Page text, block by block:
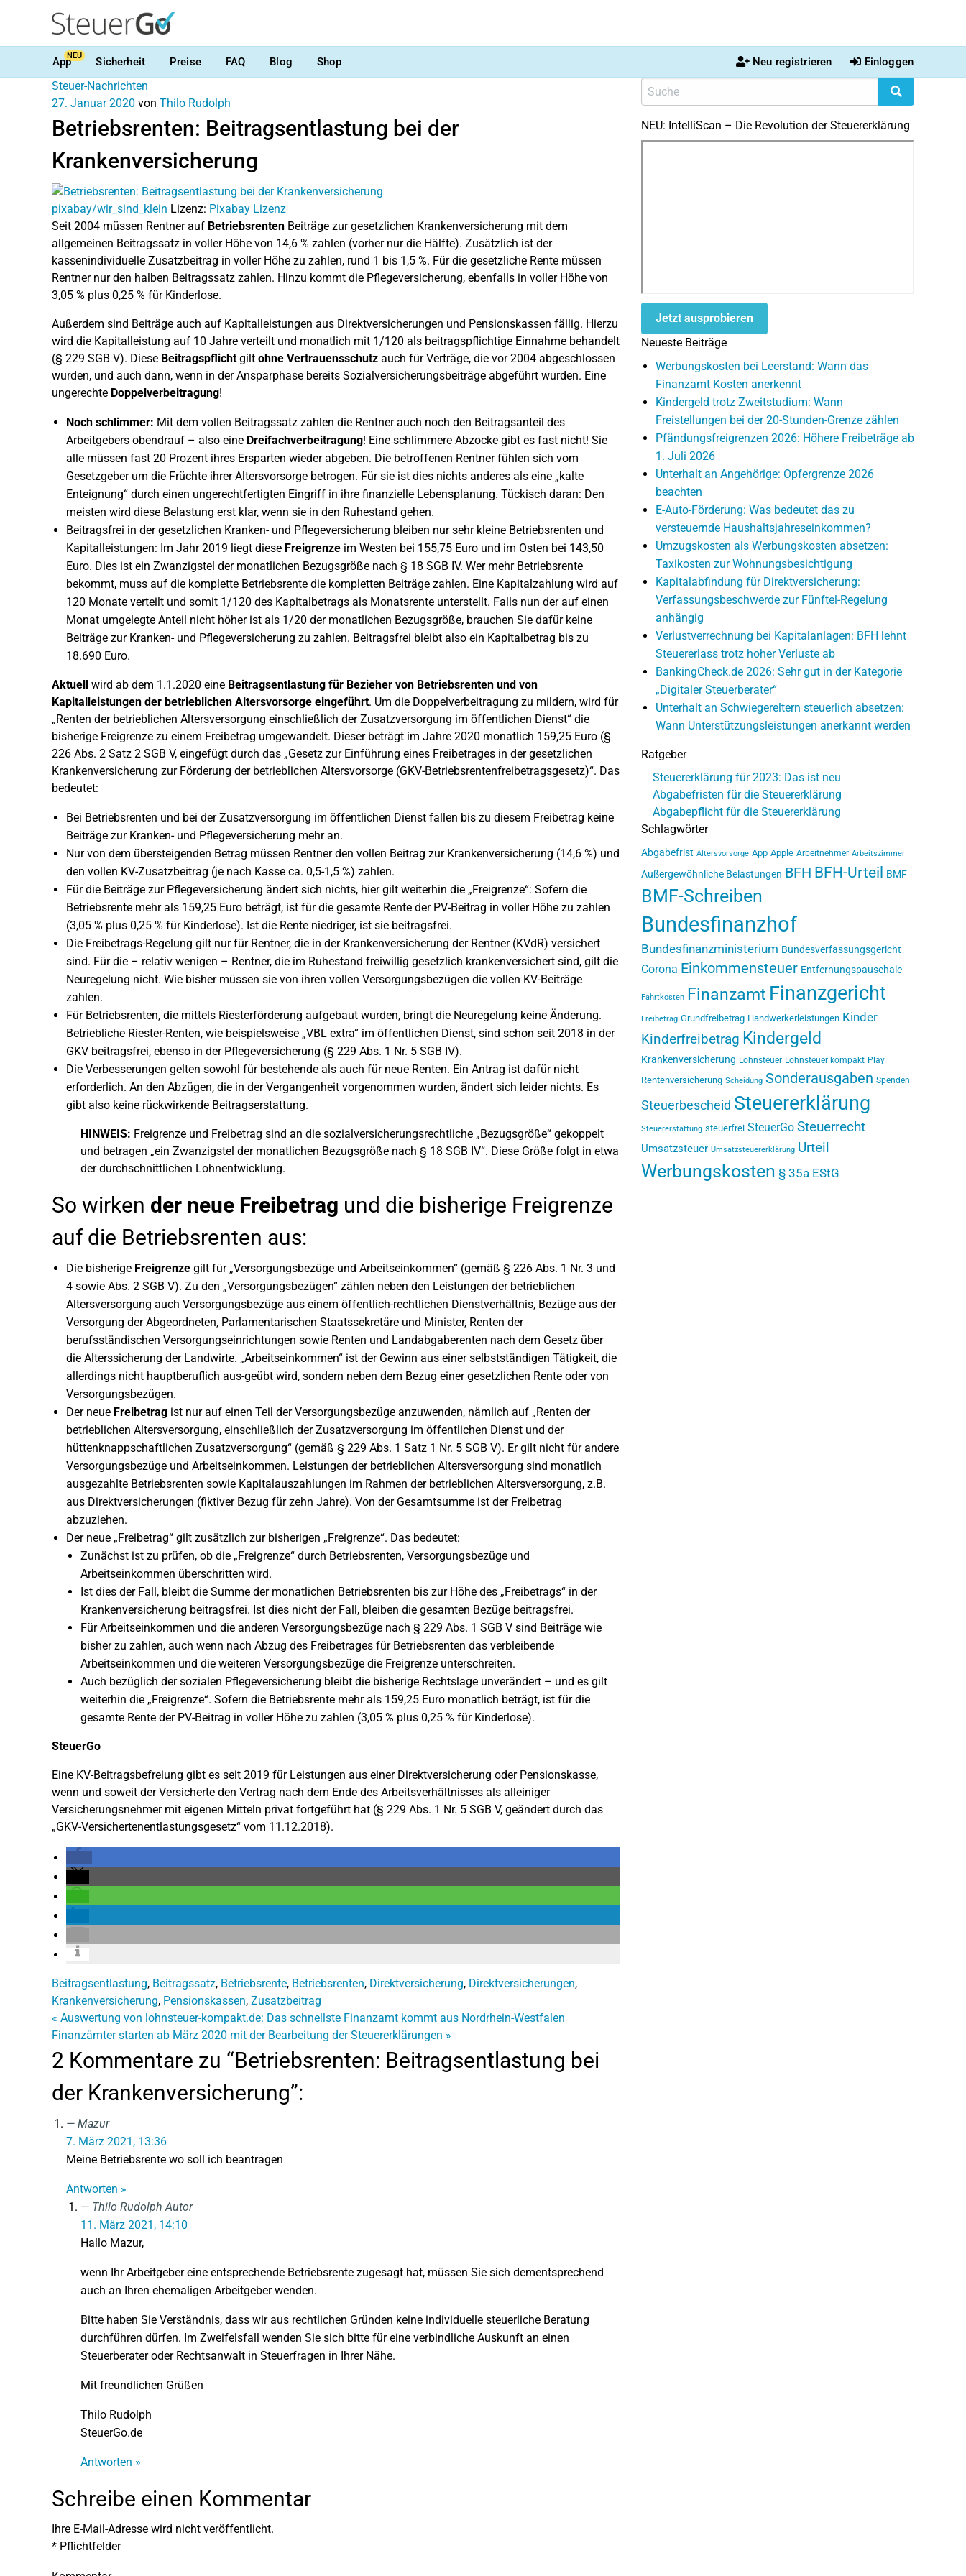
AppNEU Sicherheit Preise FAQ Blog Shop Neu registrieren Einloggen
Steuer-Nachrichten
27. Januar 2020 von Thilo Rudolph
Betriebsrenten: Beitragsentlastung bei der
Krankenversicherung
pixabay/wir_sind_klein Lizenz: Pixabay Lizenz
Seit 2004 müssen Rentner auf Betriebsrenten Beiträge zur gesetzlichen Krankenversicherung mit dem
allgemeinen Beitragssatz in voller Höhe von 14,6 % zahlen (vorher nur die Hälfte). Zusätzlich ist der
kassenindividuelle Zusatzbeitrag in voller Höhe zu zahlen, rund 1 bis 1,5 %. Für die gesetzliche Rente müssen
Rentner nur den halben Beitragssatz zahlen. Hinzu kommt die Pflegeversicherung, ebenfalls in voller Höhe von
3,05 % plus 0,25 % für Kinderlose.
Außerdem sind Beiträge auch auf Kapitalleistungen aus Direktversicherungen und Pensionskassen fällig. Hierzu
wird die Kapitalleistung auf 10 Jahre verteilt und monatlich mit 1/120 als beitragspflichtige Einnahme behandelt
(§ 229 SGB V). Diese Beitragspflichtgilt ohne Vertrauensschutz auch für Verträge, die vor 2004 abgeschlossen
wurden, und auch dann, wenn in der Ansparphase bereits Sozialversicherungsbeiträge abgeführt wurden. Eine
ungerechte Doppelverbeitragung!
Noch schlimmer: Mit dem vollen Beitragssatz zahlen die Rentner auch noch den Beitragsanteil des
Arbeitgebers obendrauf – also eine Dreifachverbeitragung! Eine schlimmere Abzocke gibt es fast nicht! Sie
alle müssen fast 20 Prozent ihres Ersparten wieder abgeben. Die betroffenen Rentner fühlen sich vom
Gesetzgeber um die Früchte ihrer Altersvorsorge betrogen. Für sie ist dies nichts anderes als eine „kalte
Enteignung“ durch einen ungerechtfertigten Eingriff in ihre finanzielle Lebensplanung. Tückisch daran: Den
meisten wird diese Belastung erst klar, wenn sie in den Ruhestand gehen.
Beitragsfrei in der gesetzlichen Kranken- und Pflegeversicherung bleiben nur sehr kleine Betriebsrenten und
Kapitalleistungen: Im Jahr 2019 liegt diese Freigrenze im Westen bei 155,75 Euro und im Osten bei 143,50
Euro. Dies ist ein Zwanzigstel der monatlichen Bezugsgröße nach § 18 SGB IV. Wer mehr Betriebsrente
bekommt, muss auf die komplette Betriebsrente die kompletten Beiträge zahlen. Eine Kapitalzahlung wird auf
120 Monate verteilt und somit 1/120 des Kapitalbetrags als Monatsrente unterstellt. Falls nun der auf einen
Monat umgelegte Anteil nicht höher ist als 1/20 der monatlichen Bezugsgröße, brauchen Sie dafür keine
Beiträge zur Kranken- und Pflegeversicherung zu zahlen. Beitragsfrei bleibt also ein Kapitalbetrag bis zu
18.690 Euro.
Aktuell wird ab dem 1.1.2020 eine Beitragsentlastung für Bezieher von Betriebsrenten und von
Kapitalleistungen der betrieblichen Altersvorsorge eingeführt. Um die Doppelverbeitragung zu mildern, wird für
„Renten der betrieblichen Altersversorgung einschließlich der Zusatzversorgung im öffentlichen Dienst“ die
bisherige Freigrenze zu einem Freibetrag umgewandelt. Dieser beträgt im Jahre 2020 monatlich 159,25 Euro (§
226 Abs. 2 Satz 2 SGB V, eingefügt durch das „Gesetz zur Einführung eines Freibetrages in der gesetzlichen
Krankenversicherung zur Förderung der betrieblichen Altersvorsorge (GKV-Betriebsrentenfreibetragsgesetz)“. Das
bedeutet:
Bei Betriebsrenten und bei der Zusatzversorgung im öffentlichen Dienst fallen bis zu diesem Freibetrag keine
Beiträge zur Kranken- und Pflegeversicherung mehr an.
Nur von dem übersteigenden Betrag müssen Rentner den vollen Beitrag zur Krankenversicherung (14,6 %) und
den vollen KV-Zusatzbeitrag (je nach Kasse ca. 0,5-1,5 %) zahlen.
Für die Beiträge zur Pflegeversicherung ändert sich nichts, hier gilt weiterhin die „Freigrenze“: Sofern die
Betriebsrente mehr als 159,25 Euro beträgt, ist für die gesamte Rente der PV-Beitrag in voller Höhe zu zahlen
(3,05 % plus 0,25 % für Kinderlose). Ist die Rente niedriger, ist sie beitragsfrei.
Die Freibetrags-Regelung gilt nur für Rentner, die in der Krankenversicherung der Rentner (KVdR) versichert
sind. Für die – relativ wenigen – Rentner, die im Ruhestand freiwillig gesetzlich krankenversichert sind, gilt die
Neuregelung nicht. Wie bisher müssen sie von ihren vollen Versorgungsbezügen die vollen KV-Beiträge
zahlen.
Für Betriebsrenten, die mittels Riesterförderung aufgebaut wurden, bringt die Neuregelung keine Änderung.
Betriebliche Riester-Renten, wie beispielsweise „VBL extra“ im öffentlichen Dienst, sind schon seit 2018 in der
GKV beitragsfrei, ebenso in der Pflegeversicherung (§ 229 Abs. 1 Nr. 5 SGB IV).
Die Verbesserungen gelten sowohl für bestehende als auch für neue Renten. Ein Antrag ist dafür nicht
erforderlich. An den Abzügen, die in der Vergangenheit vorgenommen wurden, ändert sich leider nichts. Es
gibt also keine rückwirkende Beitragserstattung.
HINWEIS: Freigrenze und Freibetrag sind an die sozialversicherungsrechtliche „Bezugsgröße“ gekoppelt
und betragen „ein Zwanzigstel der monatlichen Bezugsgröße nach § 18 SGB IV“. Diese Größe folgt in etwa
der durchschnittlichen Lohnentwicklung.
So wirken der neue Freibetrag und die bisherige Freigrenze
auf die Betriebsrenten aus:
Die bisherige Freigrenze gilt für „Versorgungsbezüge und Arbeitseinkommen“ (gemäß § 226 Abs. 1 Nr. 3 und
4 sowie Abs. 2 SGB V). Zu den „Versorgungsbezügen“ zählen neben den Leistungen der betrieblichen
Altersversorgung auch Versorgungsbezüge aus einem öffentlich-rechtlichen Dienstverhältnis, Bezüge aus der
Versorgung der Abgeordneten, Parlamentarischen Staatssekretäre und Minister, Renten der
berufsständischen Versorgungseinrichtungen sowie Renten und Landabgaberenten nach dem Gesetz über
die Alterssicherung der Landwirte. „Arbeitseinkommen“ ist der Gewinn aus einer selbstständigen Tätigkeit, die
allerdings nicht hauptberuflich aus-geübt wird, sondern neben dem Bezug einer gesetzlichen Rente oder von
Versorgungsbezügen.
Der neue Freibetrag ist nur auf einen Teil der Versorgungsbezüge anzuwenden, nämlich auf „Renten der
betrieblichen Altersversorgung, einschließlich der Zusatzversorgung im öffentlichen Dienst und der
hüttenknappschaftlichen Zusatzversorgung“ (gemäß § 229 Abs. 1 Satz 1 Nr. 5 SGB V). Er gilt nicht für andere
Versorgungsbezüge und Arbeitseinkommen. Leistungen der betrieblichen Altersversorgung sind monatlich
ausgezahlte Betriebsrenten sowie Kapitalauszahlungen im Rahmen der betrieblichen Altersversorgung, z.B.
aus Direktversicherungen (fiktiver Bezug für zehn Jahre). Von der Gesamtsumme ist der Freibetrag
abzuziehen.
Der neue „Freibetrag“ gilt zusätzlich zur bisherigen „Freigrenze“. Das bedeutet:
Zunächst ist zu prüfen, ob die „Freigrenze“ durch Betriebsrenten, Versorgungsbezüge und
Arbeitseinkommen überschritten wird.
Ist dies der Fall, bleibt die Summe der monatlichen Betriebsrenten bis zur Höhe des „Freibetrags“ in der
Krankenversicherung beitragsfrei. Ist dies nicht der Fall, bleiben die gesamten Bezüge beitragsfrei.
Für Arbeitseinkommen und die anderen Versorgungsbezüge nach § 229 Abs. 1 SGB V sind Beiträge wie
bisher zu zahlen, auch wenn nach Abzug des Freibetrages für Betriebsrenten das verbleibende
Arbeitseinkommen und die weiteren Versorgungsbezüge die Freigrenze unterschreiten.
Auch bezüglich der sozialen Pflegeversicherung bleibt die bisherige Rechtslage unverändert – und es gilt
weiterhin die „Freigrenze“. Sofern die Betriebsrente mehr als 159,25 Euro monatlich beträgt, ist für die
gesamte Rente der PV-Beitrag in voller Höhe zu zahlen (3,05 % plus 0,25 % für Kinderlose).
SteuerGo
Eine KV-Beitragsbefreiung gibt es seit 2019 für Leistungen aus einer Direktversicherung oder Pensionskasse,
wenn und soweit der Versicherte den Vertrag nach dem Ende des Arbeitsverhältnisses als alleiniger
Versicherungsnehmer mit eigenen Mitteln privat fortgeführt hat (§ 229 Abs. 1 Nr. 5 SGB V, geändert durch das
„GKV-Versichertenentlastungsgesetz“ vom 11.12.2018).
Beitragsentlastung, Beitragssatz, Betriebsrente, Betriebsrenten, Direktversicherung, Direktversicherungen,
Krankenversicherung, Pensionskassen, Zusatzbeitrag
« Auswertung von lohnsteuer-kompakt.de: Das schnellste Finanzamt kommt aus Nordrhein-Westfalen
Finanzämter starten ab März 2020 mit der Bearbeitung der Steuererklärungen »
2 Kommentare zu “Betriebsrenten: Beitragsentlastung bei
der Krankenversicherung”:
Mazur
7. März 2021, 13:36
Meine Betriebsrente wo soll ich beantragen
Antworten »
Thilo Rudolph Autor
11. März 2021, 14:10
Hallo Mazur,
wenn Ihr Arbeitgeber eine entsprechende Betriebsrente zugesagt hat, müssen Sie sich dementsprechend
auch an Ihren ehemaligen Arbeitgeber wenden.
Bitte haben Sie Verständnis, dass wir aus rechtlichen Gründen keine individuelle steuerliche Beratung
durchführen dürfen. Im Zweifelsfall wenden Sie sich bitte für eine verbindliche Auskunft an einen
Steuerberater oder Rechtsanwalt in Steuerfragen in Ihrer Nähe.
Mit freundlichen Grüßen
Thilo Rudolph
SteuerGo.de
Antworten »
Schreibe einen Kommentar
Ihre E-Mail-Adresse wird nicht veröffentlicht.
* Pflichtfelder
NEU: IntelliScan – Die Revolution der Steuererklärung
Jetzt ausprobieren
Neueste Beiträge
Werbungskosten bei Leerstand: Wann das
Finanzamt Kosten anerkennt
Kindergeld trotz Zweitstudium: Wann
Freistellungen bei der 20-Stunden-Grenze zählen
Pfändungsfreigrenzen 2026: Höhere Freibeträge ab
1. Juli 2026
Unterhalt an Angehörige: Opfergrenze 2026
beachten
E-Auto-Förderung: Was bedeutet das zu
versteuernde Haushaltsjahreseinkommen?
Umzugskosten als Werbungskosten absetzen:
Taxikosten zur Wohnungsbesichtigung
Kapitalabfindung für Direktversicherung:
Verfassungsbeschwerde zur Fünftel-Regelung
anhängig
Verlustverrechnung bei Kapitalanlagen: BFH lehnt
Steuererlass trotz hoher Verluste ab
BankingCheck.de 2026: Sehr gut in der Kategorie
„Digitaler Steuerberater“
Unterhalt an Schwiegereltern steuerlich absetzen:
Wann Unterstützungsleistungen anerkannt werden
Ratgeber
Steuererklärung für 2023: Das ist neu
Abgabefristen für die Steuererklärung
Abgabepflicht für die Steuererklärung
Schlagwörter
Abgabefrist Altersvorsorge App Apple Arbeitnehmer Arbeitszimmer
Außergewöhnliche Belastungen BFH BFH-Urteil BMF
BMF-Schreiben
Bundesfinanzhof
Bundesfinanzministerium Bundesverfassungsgericht
Corona Einkommensteuer Entfernungspauschale
Fahrtkosten Finanzamt Finanzgericht
Freibetrag Grundfreibetrag Handwerkerleistungen Kinder
Kinderfreibetrag Kindergeld
Krankenversicherung Lohnsteuer Lohnsteuer kompakt Play
Rentenversicherung Scheidung Sonderausgaben Spenden
Steuerbescheid Steuererklärung
Steuererstattung steuerfrei SteuerGo Steuerrecht
Umsatzsteuer Umsatzsteuererklärung Urteil
Werbungskosten § 35a EStG